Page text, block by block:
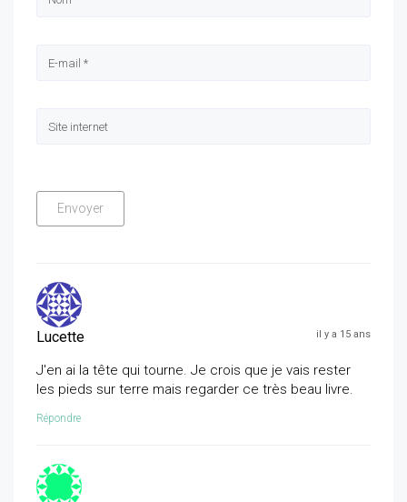
Lucette il y a 15 ans
J'en ai la tête qui tourne. Je crois que je vais rester
les pieds sur terre mais regarder ce très beau livre.
Répondre